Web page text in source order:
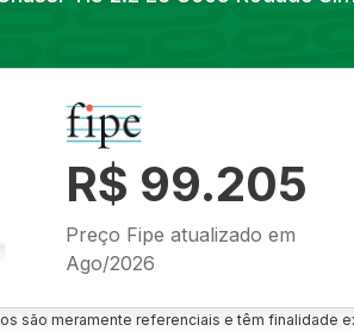
R$ 99.205
Preço Fipe atualizado em
Ago/2026
são meramente referenciais e têm finalidade